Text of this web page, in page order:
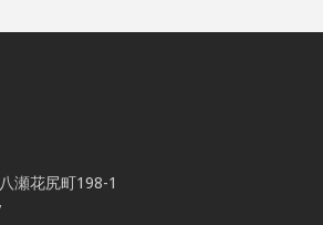
瀬花尻町198-1